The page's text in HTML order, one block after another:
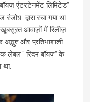
बॉयज़ एंटरटेनमेंट लिमिटेड”
द्वारा रचा गया था
आवाज़ों में रिलीज़
अद्भुत और प्रतिभाशाली
लेबल “ रिदम बॉयज़” के
था.